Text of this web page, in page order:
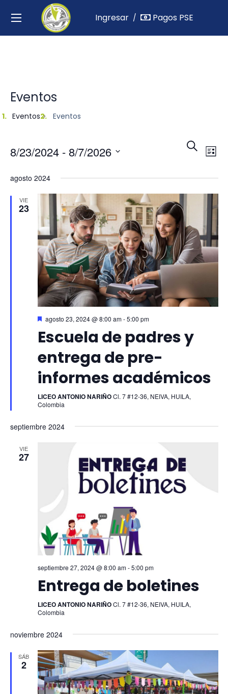
Ingresar/ Pagos PSE
Eventos
Eventos Eventos
de
y
de
Buscar
Lista
8/23/2024 - 8/7/2026
fecha.
agosto 2024
VIE
23
Destacado
agosto 23, 2024 @ 8:00 am-5:00 pm
Escuela de padres y
entrega de pre-
informes académicos
LICEO ANTONIO NARIÑOCl. 7 #12-36, NEIVA, HUILA,
Colombia
septiembre 2024
VIE
27
septiembre 27, 2024 @ 8:00 am-5:00 pm
Entrega de boletines
LICEO ANTONIO NARIÑOCl. 7 #12-36, NEIVA, HUILA,
Colombia
noviembre 2024
SÁB
2